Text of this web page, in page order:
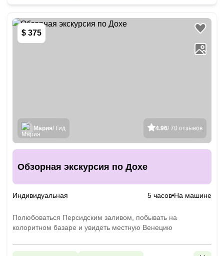
$ 375
4.96/ 70 отзывов
Мария/ Гид
Обзорная экскурсия по Дохе
Индивидуальная 5 часов На машине
Полюбоваться Персидским заливом, побывать на
колоритном базаре и увидеть местную Венецию